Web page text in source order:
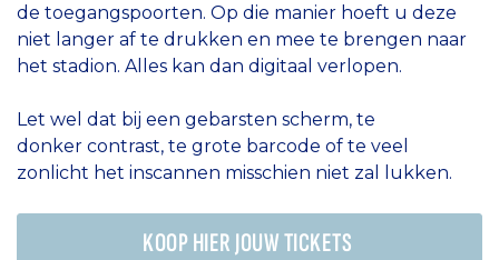
de toegangspoorten. Op die manier hoeft u deze
niet langer af te drukken en mee te brengen naar
het stadion. Alles kan dan digitaal verlopen.
Let wel dat bij een gebarsten scherm, te
donker contrast, te grote barcode of te veel
zonlicht het inscannen misschien niet zal lukken.
KOOP HIER JOUW TICKETS